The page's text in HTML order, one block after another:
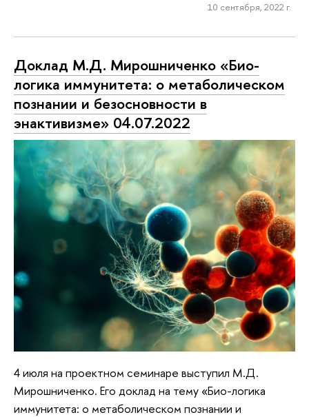
10 сентября, 2022 г.
Доклад М.Д. Мирошниченко «Био-
логика иммунитета: о метаболическом
познании и безосновности в
энактивизме» 04.07.2022
4 июля на проектном семинаре выступил М.Д.
Мирошниченко. Его доклад на тему «Био-логика
иммунитета: о метаболическом познании и